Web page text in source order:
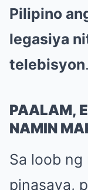
Pilipino
legasiya
telebisyon.
PAALAM,
NAMIN
Sa loob ng
pinasaya,